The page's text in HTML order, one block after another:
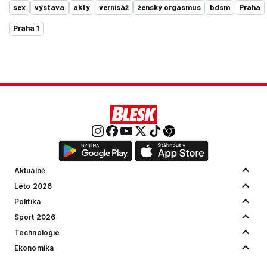
sex výstava akty vernisáž ženský orgasmus bdsm Praha
Praha 1
Aktuálně
Léto 2026
Politika
Sport 2026
Technologie
Ekonomika